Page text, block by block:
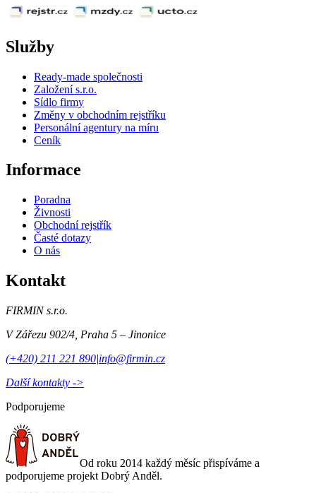
Služby
Ready-made společnosti
Založení s.r.o.
Sídlo firmy
Změny v obchodním rejstříku
Personální agentury na míru
Ceník
Informace
Poradna
Živnosti
Obchodní rejstřík
Časté dotazy
O nás
Kontakt
FIRMIN s.r.o.
V Zářezu 902/4 Praha 5 – Jinonice
(+420) 211 221 890|info@firmin.cz
Další kontakty ->
Podporujeme
Od roku 2014 každý měsíc přispíváme a
podporujeme projekt Dobrý Anděl.